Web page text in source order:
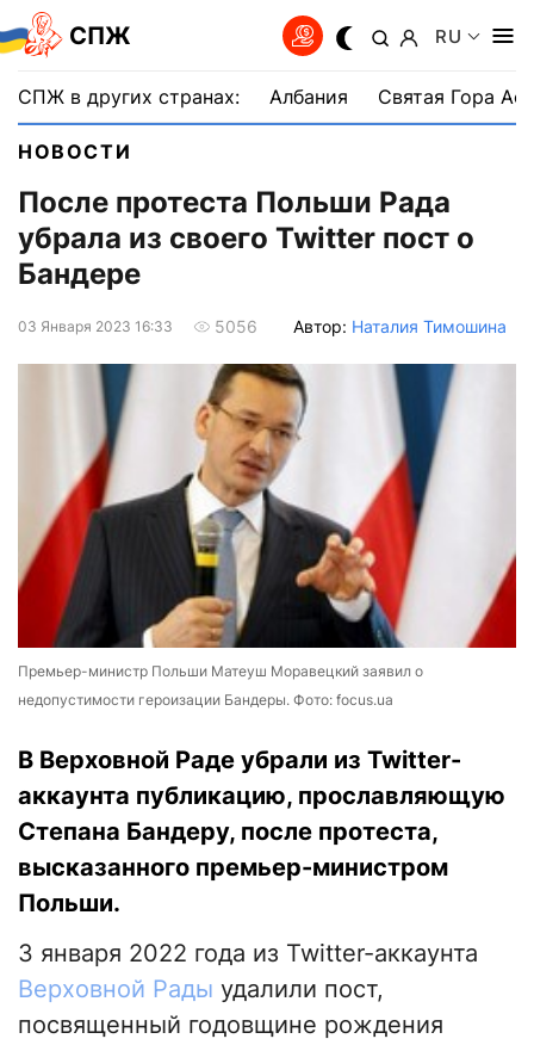
СПЖ RU
СПЖ в других странах: Албания Святая Гора
НОВОСТИ
После протеста Польши Рада
убрала из своего Twitter пост о
Бандере
03 Января 2023 16:33 5056 Автор: Наталия Тимошина
Премьер-министр Польши Матеуш Моравецкий заявил о
недопустимости героизации Бандеры. Фото: focus.ua
В Верховной Раде убрали из Twitter-
аккаунта публикацию, прославляющую
Степана Бандеру, после протеста,
высказанного премьер-министром
Польши.
3 января 2022 года из Twitter-аккаунта
Верховной Рады удалили пост,
посвященный годовщине рождения